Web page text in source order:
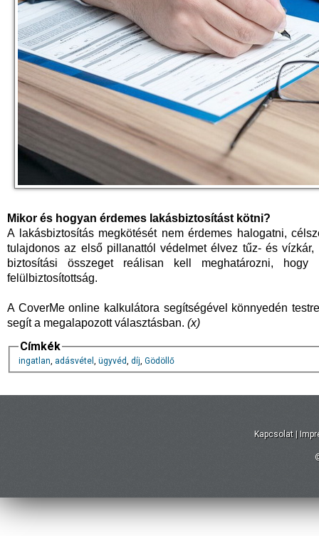
Mikor és hogyan érdemes lakásbiztosítást kötni?
A lakásbiztosítás megkötését nem érdemes halogatni,
tulajdonos az első pillanattól védelmet élvez tűz- és
biztosítási összeget reálisan kell meghatározni,
felülbiztosítottság.
A CoverMe online kalkulátora segítségével könnyedén
segít a megalapozott választásban. (x)
Címkék
ingatlan, adásvétel , ügyvéd, díj, Gödöllő
Kapcsolat |